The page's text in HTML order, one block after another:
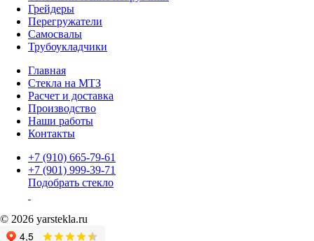
Грейдеры
Перегружатели
Самосвалы
Трубоукладчики
Главная
Стекла на МТЗ
Расчет и доставка
Производство
Наши работы
Контакты
+7 (910) 665-79-61
+7 (901) 999-39-71
Подобрать стекло
© 2026 yarstekla.ru